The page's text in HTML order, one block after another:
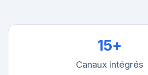
15+
Canaux intégrés